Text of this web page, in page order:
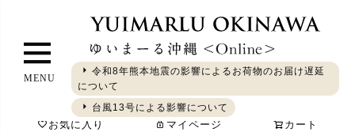
MENU
令和8年熊本地震の影響によるお荷物のお届け遅延
について
台風13号による影響について
やちむん 琉球ガラス シーサー 染織 食品
お気に入り マイページ カート
ジ